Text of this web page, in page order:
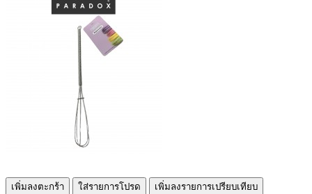
เพิ่มลงตะกร้า ใส่รายการโปรด เพิ่มลงรายการเปรียบเทียบ